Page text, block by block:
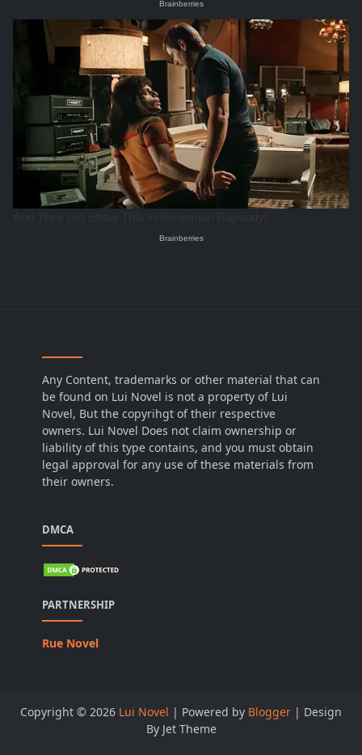
Any Content, trademarks or other material that can
be found on Lui Novel is not a property of Lui
Novel, But the copyrihgt of their respective
owners. Lui Novel Does not claim ownership or
liability of this type contains, and you must obtain
legal approval for any use of these materials from
their owners.
DMCA
PARTNERSHIP
Rue Novel
Copyright © 2026 Lui Novel | Powered by Blogger | Design
By Jet Theme